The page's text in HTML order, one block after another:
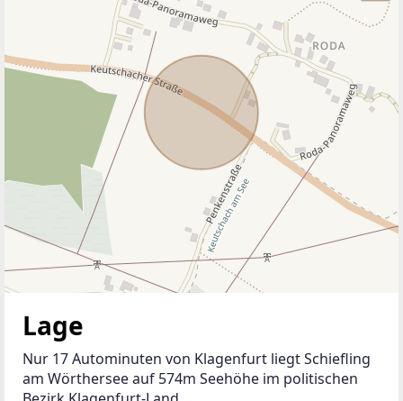
Lage
Nur 17 Autominuten von Klagenfurt liegt Schiefling
am Wörthersee auf 574m Seehöhe im politischen